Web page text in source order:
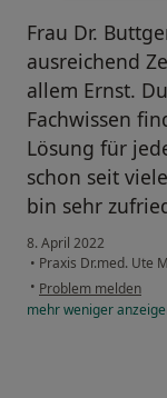
Frau Dr.
ausreichend
allem Ernst.
Fachwissen
Lösung für
schon seit
bin sehr
8. April 2022
• Praxis Dr.med. Ute
• Problem melden
mehrweniger